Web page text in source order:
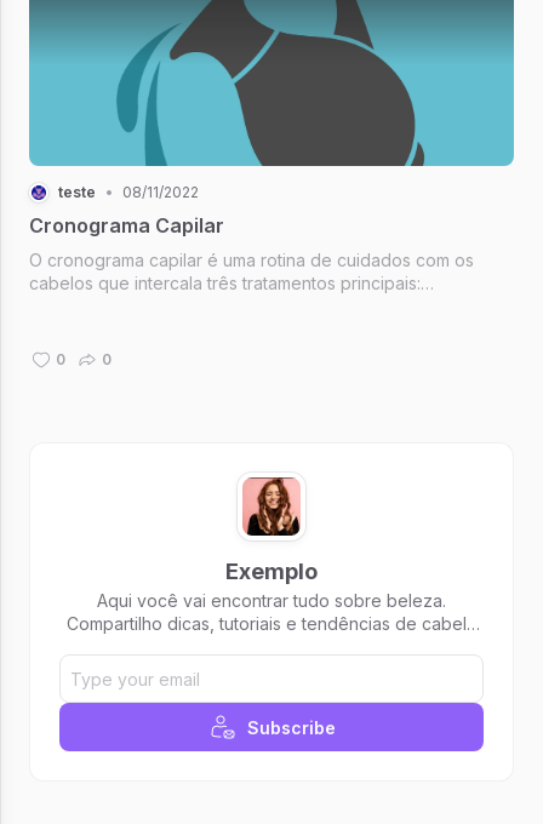
teste • 08/11/2022
Cronograma Capilar
O cronograma capilar é uma rotina de cuidados com os
cabelos que intercala três tratamentos principais:
cabelos danificados por fatores ...
0 0
Exemplo
Aqui você vai encontrar tudo sobre beleza.
Compartilho dicas, tutoriais e tendências de cabelo
Subscribe